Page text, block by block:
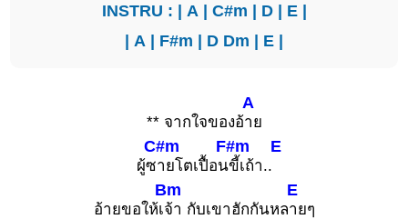
INSTRU : | A| C#m | D| E|
| A | F#m | D Dm | E |
** จากใจของอ้
A
าย
ผู้ซ
C#m
ายโตเปื้อน
F#m
ขี้เถ้า..
E
อ้ายขอให้เ
Bm
จ้า กับเขาฮักกันหล
E
ายๆ